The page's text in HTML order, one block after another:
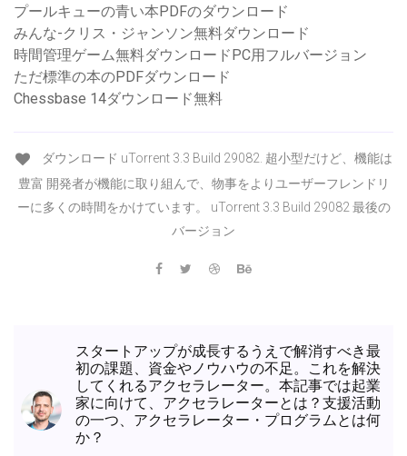
プールキューの青い本PDFのダウンロード
みんな-クリス・ジャンソン無料ダウンロード
時間管理ゲーム無料ダウンロードPC用フルバージョン
ただ標準の本のPDFダウンロード
Chessbase 14ダウンロード無料
ダウンロード uTorrent 3.3 Build 29082. 超小型だけど、機能は
豊富 開発者が機能に取り組んで、物事をよりユーザーフレンドリ
ーに多くの時間をかけています。 uTorrent 3.3 Build 29082 最後の
バージョン
スタートアップが成長するうえで解消すべき最
初の課題、資金やノウハウの不足。これを解決
してくれるアクセラレーター。本記事では起業
家に向けて、アクセラレーターとは？支援活動
の一つ、アクセラレーター・プログラムとは何
か？